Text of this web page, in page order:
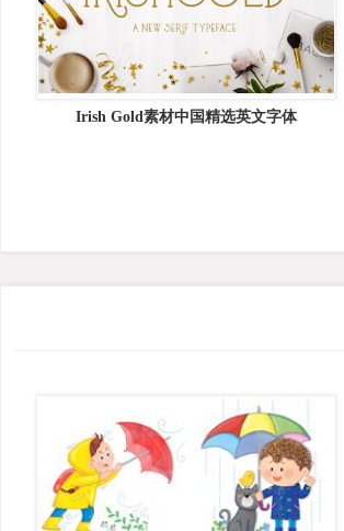
Irish Gold素材中国精选英文字体